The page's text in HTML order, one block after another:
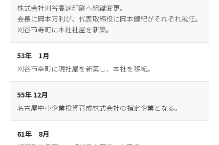
株式会社刈谷高速印刷へ組織変更。
会長に岡本万利が、代表取締役に岡本健紀がそれぞれ就任。
刈谷市寿町に本社社屋を新築。
53年 1月
刈谷市幸町に現社屋を新築し、本社を移転。
55年 12月
名古屋中小企業投資育成株式会社の指定企業となる。
61年 8月